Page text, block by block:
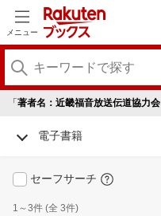
メニュー
「 著者名：近畿福音放送伝道協力会
電子書籍
セーフサーチ
1～3件 (全 3件)